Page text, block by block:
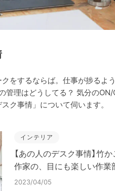
をするならば。仕事が捗るよ
管理はどうしてる？ 気分の
ク事情」について伺います。
インテリア
【あの人のデスク事情】竹
作家の、目にも楽しい作業
2023/04/05